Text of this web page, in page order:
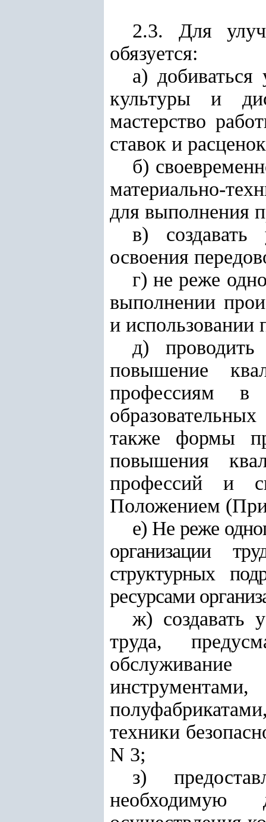
2.3. Для
обязуется:
а)
культуры и
мастерство
ставок и
б)
материально-
для выполнения
в) создавать
освоения
г) не реже
выполнении
и использовании
д) проводить
повышение
профессиям
также формы
повышения
профессий и
Положением
е) Не реже
организации
структурных
ресурсами
ж) создавать
труда,
обслуживание
техники
N 3;
з)
необходимую